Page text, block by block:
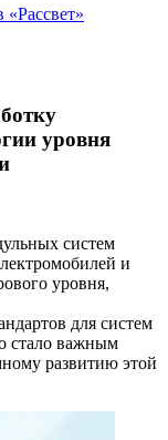
«Рассвет»
уровня
систем
и
уровня,
для систем
стало важным
развитию этой